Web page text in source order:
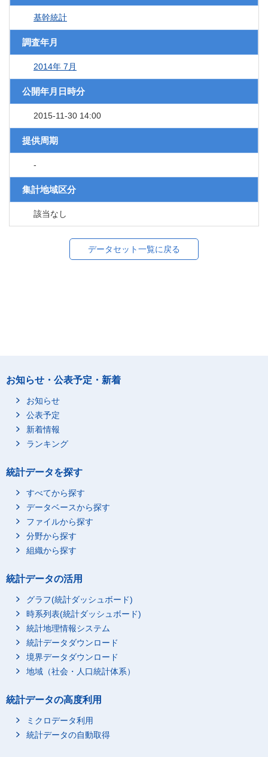
基幹統計
調査年月
2014年 7月
公開年月日時分
2015-11-30 14:00
提供周期
-
集計地域区分
該当なし
データセット一覧に戻る
お知らせ・公表予定・新着
お知らせ
公表予定
新着情報
ランキング
統計データを探す
すべてから探す
データベースから探す
ファイルから探す
分野から探す
組織から探す
統計データの活用
グラフ(統計ダッシュボード)
時系列表(統計ダッシュボード)
統計地理情報システム
統計データダウンロード
境界データダウンロード
地域（社会・人口統計体系）
統計データの高度利用
ミクロデータ利用
統計データの自動取得